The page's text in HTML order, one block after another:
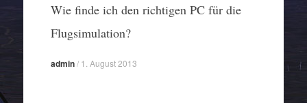
Wie finde ich den richtigen PC für die
Flugsimulation?
admin/ 1. August 2013